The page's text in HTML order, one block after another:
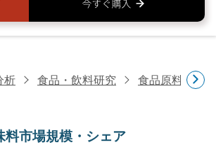
析 食品・飲料研究 食品原料・食
料市場規模・シェア